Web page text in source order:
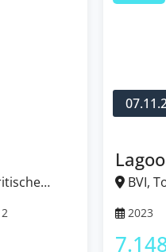
BVI,
2023